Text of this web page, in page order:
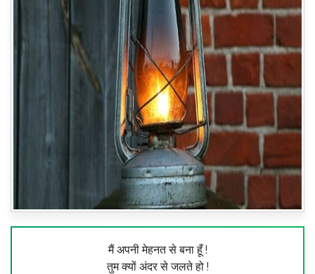
मैं अपनी मेहनत से बना हूँ !
तुम क्यों अंदर से जलते हो !